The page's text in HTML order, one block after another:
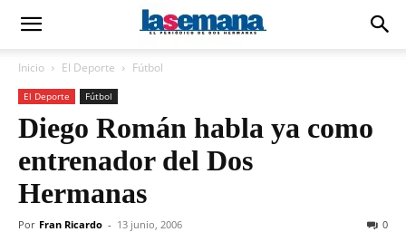
Inicio El Deporte Fútbol
El Deporte Fútbol
Diego Román habla ya como
entrenador del Dos
Hermanas
Por Fran Ricardo - 13 junio, 2006 0